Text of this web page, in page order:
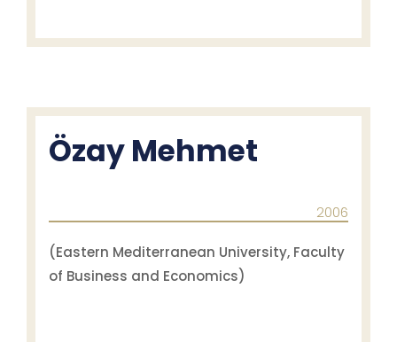
Özay Mehmet
2006
(Eastern Mediterranean University, Faculty
of Business and Economics)